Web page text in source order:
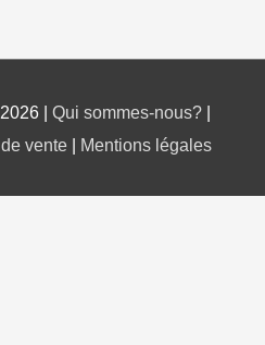
| Qui sommes-nous? |
vente | Mentions légales